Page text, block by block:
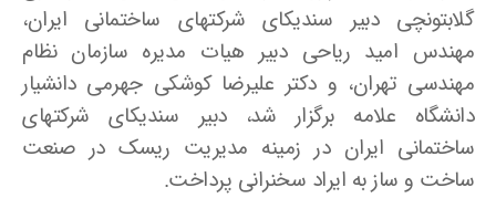
گلابتونچی دبیر سندیکای شرکتهای ساختمانی ایران،
مهندس امید ریاحی دبیر هیات مدیره سازمان نظام
مهندسی تهران، و دکتر علیرضا کوشکی جهرمی دانشیار
دانشگاه علامه برگزار شد، دبیر سندیکای شرکتهای
ساختمانی ایران در زمینه مدیریت ریسک در صنعت
ساخت و ساز به ایراد سخنرانی پرداخت.